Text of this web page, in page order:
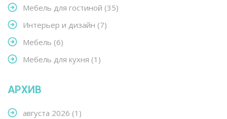
Мебель для гостиной (35)
Интерьер и дизайн (7)
Мебель (6)
Мебель для кухня (1)
АРХИВ
августа 2026 (1)